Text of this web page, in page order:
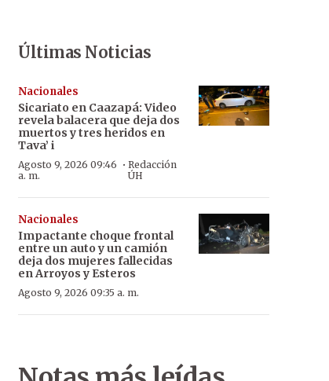
Últimas Noticias
Nacionales
Sicariato en Caazapá: Video
revela balacera que deja dos
muertos y tres heridos en
Tava’ i
Agosto 9, 2026 09:46
a. m.
·Redacción
ÚH
Nacionales
Impactante choque frontal
entre un auto y un camión
deja dos mujeres fallecidas
en Arroyos y Esteros
Agosto 9, 2026 09:35 a. m.